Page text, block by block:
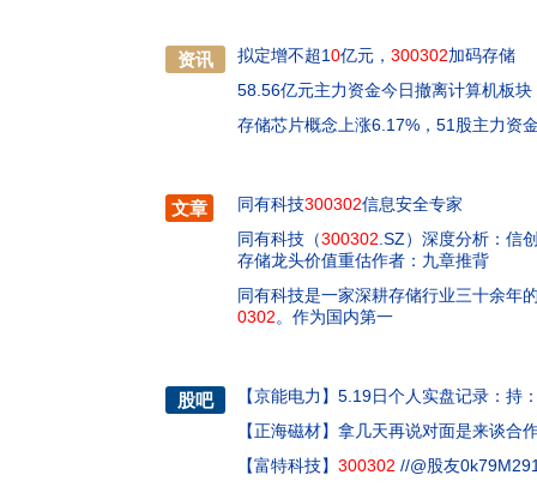
资讯 拟定增不超10亿元， 300302加码存储
58.56亿元主力资金今日撤离计算机板块
存储芯片概念上涨6.17%，51股主力资
文章 同有科技300302信息安全专家
同有科技（300302 .SZ）深度分析：信
存储龙头价值重估作者：九章推背
同有科技是一家深耕存储行业三十余年
0302。作为国内第一
股吧 【京能电力 】 5.19日个人实盘记录：持
【正海磁材】 拿几天再说对面是来谈合
【富特科技】 300302 //@股友